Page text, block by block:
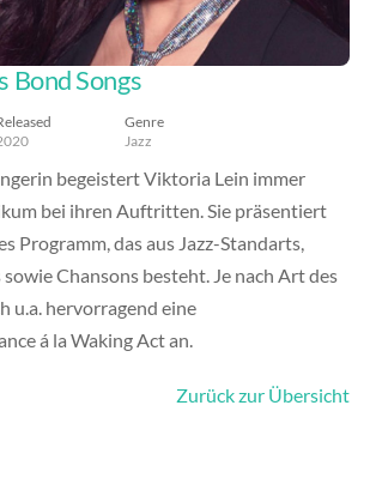
Bond Songs
Genre
Jazz
begeistert Viktoria Lein immer
bei ihren Auftritten. Sie präsentiert
Programm, das aus Jazz-Standarts,
Chansons besteht. Je nach Art des
u.a. hervorragend eine
á la Waking Act an.
Zurück zur Übersicht